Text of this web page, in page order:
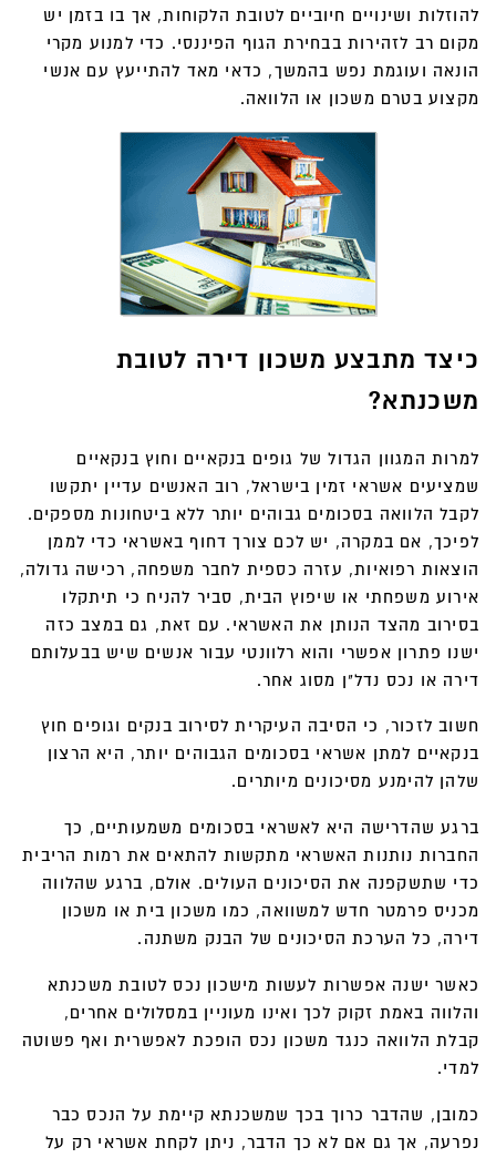
להוזלות ושינויים חיוביים לטובת הלקוחות, אך בו בזמן יש
מקום רב לזהירות בבחירת הגוף הפיננסי. כדי למנוע מקרי
הונאה ועוגמת נפש בהמשך, כדאי מאד להתייעץ עם אנשי
מקצוע בטרם משכון או הלוואה.
כיצד מתבצע משכון דירה לטובת
משכנתא?
למרות המגוון הגדול של גופים בנקאיים וחוץ בנקאיים
שמציעים אשראי זמין בישראל, רוב האנשים עדיין יתקשו
לקבל הלוואה בסכומים גבוהים יותר ללא ביטחונות מספקים.
לפיכך, אם במקרה, יש לכם צורך דחוף באשראי כדי לממן
הוצאות רפואיות, עזרה כספית לחבר משפחה, רכישה גדולה,
אירוע משפחתי או שיפוץ הבית, סביר להניח כי תיתקלו
בסירוב מהצד הנותן את האשראי. עם זאת, גם במצב כזה
ישנו פתרון אפשרי והוא רלוונטי עבור אנשים שיש בבעלותם
דירה או נכס נדל"ן מסוג אחר.
חשוב לזכור, כי הסיבה העיקרית לסירוב בנקים וגופים חוץ
בנקאיים למתן אשראי בסכומים הגבוהים יותר, היא הרצון
שלהן להימנע מסיכונים מיותרים.
ברגע שהדרישה היא לאשראי בסכומים משמעותיים, כך
החברות נותנות האשראי מתקשות להתאים את רמות הריבית
כדי שתשקפנה את הסיכונים העולים. אולם, ברגע שהלווה
מכניס פרמטר חדש למשוואה, כמו משכון בית או משכון
דירה, כל הערכת הסיכונים של הבנק משתנה.
כאשר ישנה אפשרות לעשות מישכון נכס לטובת משכנתא
והלווה באמת זקוק לכך ואינו מעוניין במסלולים אחרים,
קבלת הלוואה כנגד משכון נכס הופכת לאפשרית ואף פשוטה
למדי.
כמובן, שהדבר כרוך בכך שמשכנתא קיימת על הנכס כבר
נפרעה, אך גם אם לא כך הדבר, ניתן לקחת אשראי רק על